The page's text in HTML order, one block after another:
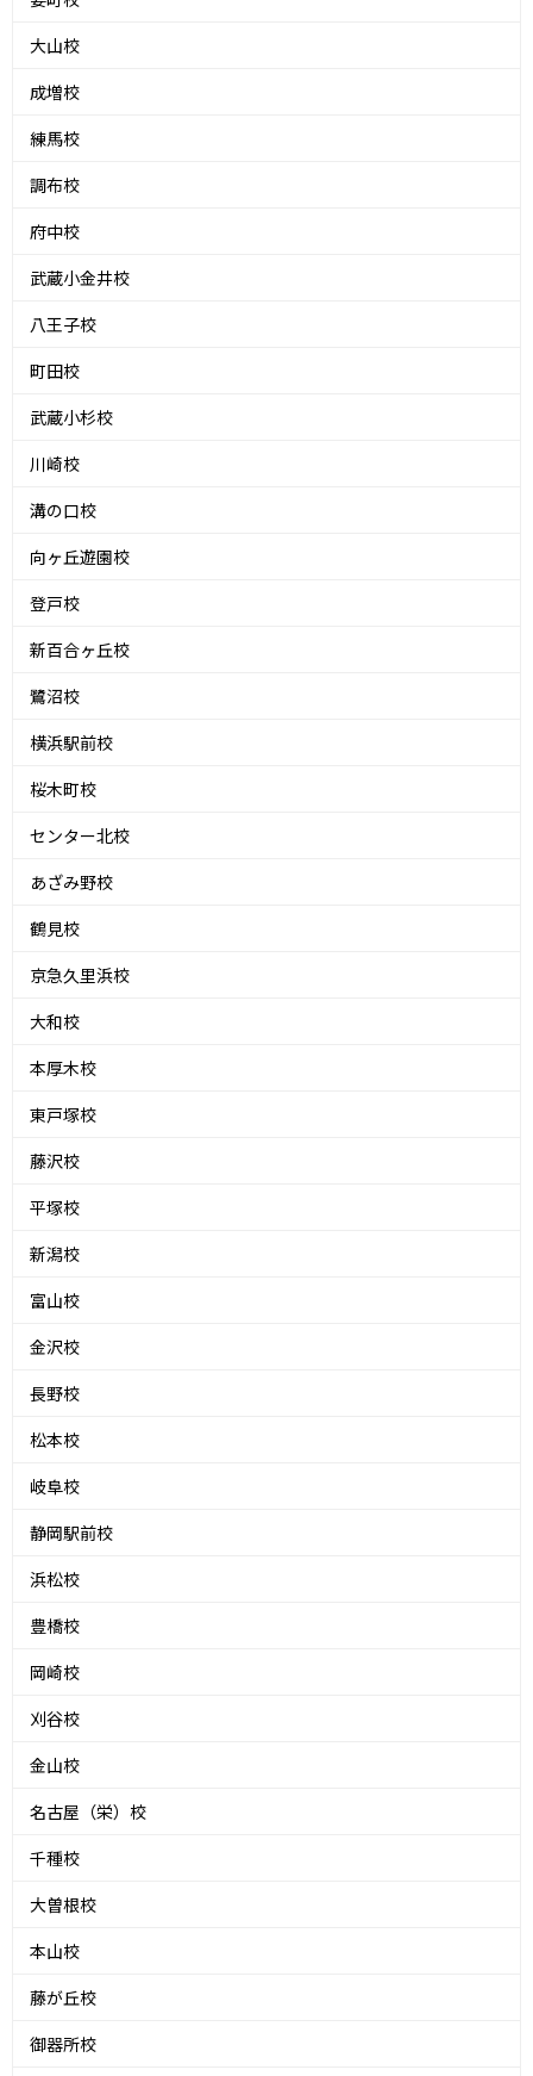
大山校
成増校
練馬校
調布校
府中校
武蔵小金井校
八王子校
町田校
武蔵小杉校
川崎校
溝の口校
向ヶ丘遊園校
登戸校
新百合ヶ丘校
鷺沼校
横浜駅前校
桜木町校
センター北校
あざみ野校
鶴見校
京急久里浜校
大和校
本厚木校
東戸塚校
藤沢校
平塚校
新潟校
富山校
金沢校
長野校
松本校
岐阜校
静岡駅前校
浜松校
豊橋校
岡崎校
刈谷校
金山校
名古屋（栄）校
千種校
大曽根校
本山校
藤が丘校
御器所校